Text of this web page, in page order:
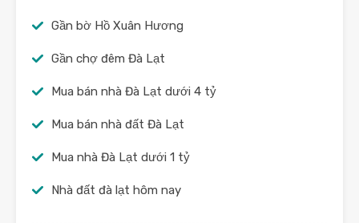
Gần bờ Hồ Xuân Hương
Gần chợ đêm Đà Lạt
Mua bán nhà Đà Lạt dưới 4 tỷ
Mua bán nhà đất Đà Lạt
Mua nhà Đà Lạt dưới 1 tỷ
Nhà đất đà lạt hôm nay